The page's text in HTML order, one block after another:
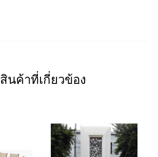
สินค้าที่เกี่ยวข้อง